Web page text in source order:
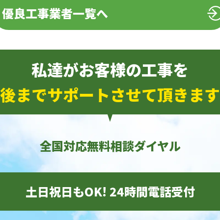
優良工事業者一覧へ
私達がお客様の工事を
までサポートさせて頂きま
全国対応無料相談ダイヤル
土日祝日もOK! 24時間電話受付